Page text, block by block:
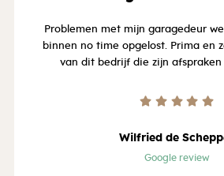
Problemen met mijn garagedeur
binnen no time opgelost. Prima en
van dit bedrijf die zijn afspraken
Wilfried de
Google review